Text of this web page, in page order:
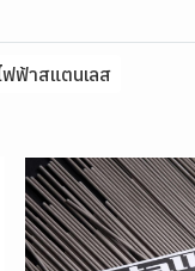
ฟฟ้าสแตนเลส